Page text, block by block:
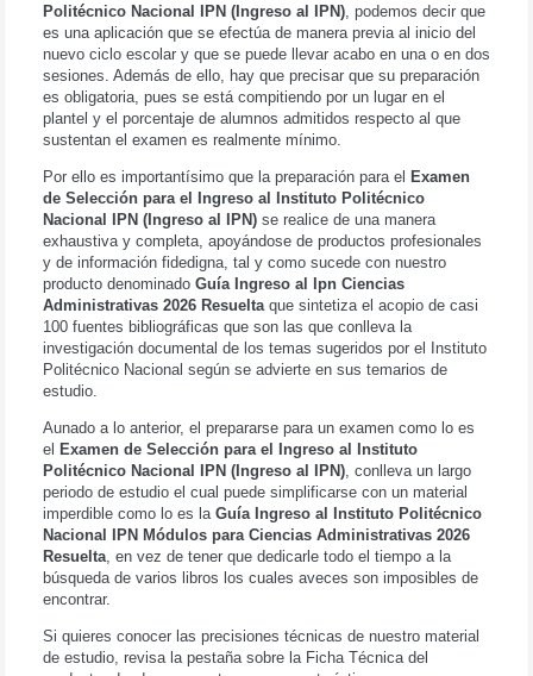
Politécnico Nacional IPN (Ingreso al IPN) , podemos decir que
es una aplicación que se efectúa de manera previa al inicio del
nuevo ciclo escolar y que se puede llevar acabo en una o en dos
sesiones. Además de ello, hay que precisar que su preparación
es obligatoria, pues se está compitiendo por un lugar en el
plantel y el porcentaje de alumnos admitidos respecto al que
sustentan el examen es realmente mínimo.
Por ello es importantísimo que la preparación para el Examen
de Selección para el Ingreso al Instituto Politécnico
Nacional IPN (Ingreso al IPN) se realice de una manera
exhaustiva y completa, apoyándose de productos profesionales
y de información fidedigna, tal y como sucede con nuestro
producto denominado Guía Ingreso al Ipn Ciencias
Administrativas 2026 Resuelta que sintetiza el acopio de casi
100 fuentes bibliográficas que son las que conlleva la
investigación documental de los temas sugeridos por el Instituto
Politécnico Nacional según se advierte en sus temarios de
estudio.
Aunado a lo anterior, el prepararse para un examen como lo es
el Examen de Selección para el Ingreso al Instituto
Politécnico Nacional IPN (Ingreso al IPN) , conlleva un largo
periodo de estudio el cual puede simplificarse con un material
imperdible como lo es la Guía Ingreso al Instituto Politécnico
Nacional IPN Módulos para Ciencias Administrativas 2026
Resuelta , en vez de tener que dedicarle todo el tiempo a la
búsqueda de varios libros los cuales aveces son imposibles de
encontrar.
Si quieres conocer las precisiones técnicas de nuestro material
de estudio, revisa la pestaña sobre la Ficha Técnica del